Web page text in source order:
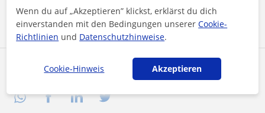
Profil teilen
Nachricht senden
Wenn du auf „Akzeptieren” klickst, erklärst du dich
einverstanden mit den Bedingungen unsererCookie-
Richtlinien und Datenschutzhinweise.
Cookie-Hinweis Akzeptieren